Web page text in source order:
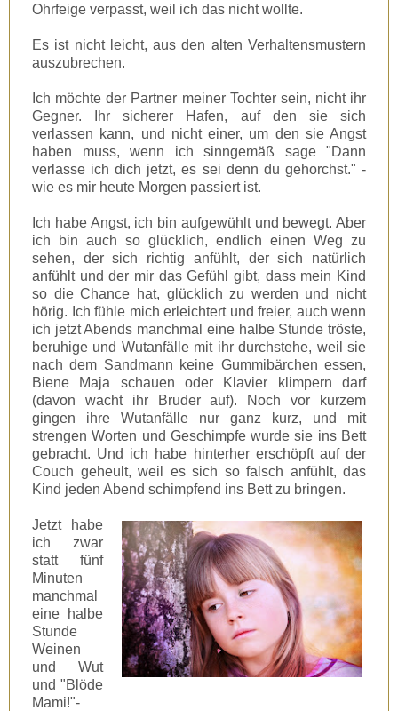
Ohrfeige verpasst, weil ich das nicht wollte.
Es ist nicht leicht, aus den alten Verhaltensmustern
auszubrechen.
Ich möchte der Partner meiner Tochter sein, nicht ihr
Gegner. Ihr sicherer Hafen, auf den sie sich
verlassen kann, und nicht einer, um den sie Angst
haben muss, wenn ich sinngemäß sage "Dann
verlasse ich dich jetzt, es sei denn du gehorchst." -
wie es mir heute Morgen passiert ist.
Ich habe Angst, ich bin aufgewühlt und bewegt. Aber
ich bin auch so glücklich, endlich einen Weg zu
sehen, der sich richtig anfühlt, der sich natürlich
anfühlt und der mir das Gefühl gibt, dass mein Kind
so die Chance hat, glücklich zu werden und nicht
hörig. Ich fühle mich erleichtert und freier, auch wenn
ich jetzt Abends manchmal eine halbe Stunde tröste,
beruhige und Wutanfälle mit ihr durchstehe, weil sie
nach dem Sandmann keine Gummibärchen essen,
Biene Maja schauen oder Klavier klimpern darf
(davon wacht ihr Bruder auf). Noch vor kurzem
gingen ihre Wutanfälle nur ganz kurz, und mit
strengen Worten und Geschimpfe wurde sie ins Bett
gebracht. Und ich habe hinterher erschöpft auf der
Couch geheult, weil es sich so falsch anfühlt, das
Kind jeden Abend schimpfend ins Bett zu bringen.
Jetzt habe
ich zwar
statt fünf
Minuten
manchmal
eine halbe
Stunde
Weinen
und Wut
und "Blöde
Mami!"-